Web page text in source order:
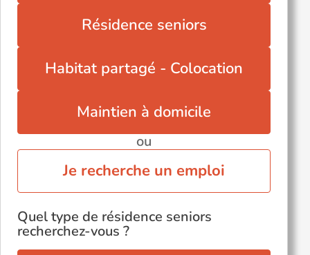
Suresnes (92150)
Résidence seniors
Habitat partagé - Colocation
Maintien à domicile
ou
Je recherche un emploi
Quel type de résidence seniors
recherchez-vous ?